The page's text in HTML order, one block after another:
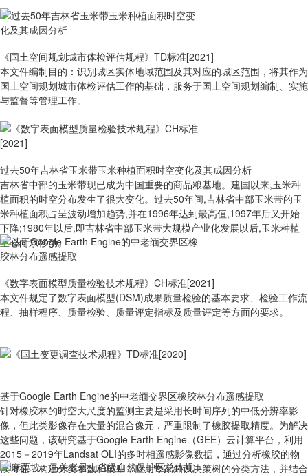
《国土空间规划城市体检评估规程》TD标准[2021]
本文件编制目的：识别城区实体地域范围及其对应的城区范围，将其作为
国土空间规划城市体检评估工作的基础，服务于国土空间规划编制、实施
与监督等管理工作。
过去50年吉林省玉米带玉米种植面积时空变化及其成因分析
吉林省中部的玉米带现已成为中国重要的商品粮基地。建国以来,玉米种
植面积的时空分布发生了很大变化。过去50年间,吉林省中部玉米带的玉
米种植面积占呈波动增加趋势,并在1996年达到最高值,1997年后又开始
下降;1980年以后,即吉林省中部玉米带大规模产业化发展以后,玉米种植
重心向东移动。
《数字表面模型质量检验技术规程》CH标准[2021]
本文件规定了数字表面模型(DSM)成果质量检验的基本要求、检验工作流
程、抽样程序、质量检验、质量评定指标及质量评定等方面的要求。
基于Google Earth Engine的中老缅交界区橡胶林分布遥感提取
针对橡胶林的时空大尺度的监测主要是采用长时间序列的中低分辨率影
像，但此类影像存在大量的混合像元，严重限制了橡胶提取精度。为解决
这些问题，该研究基于Google Earth Engine（GEE）云计算平台，利用
2015－2019年Landsat OLI的多时相遥感影像数据，通过分析橡胶的物
候特征，构建分类参数和模型，应用专家知识决策树的分类方法，并结合